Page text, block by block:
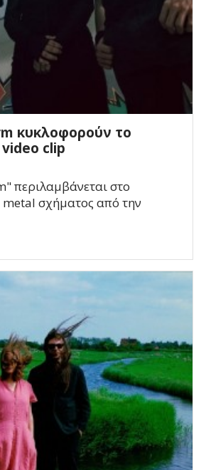
κυκλοφορούν το
clip
περιλαμβάνεται στο
σχήματος από την